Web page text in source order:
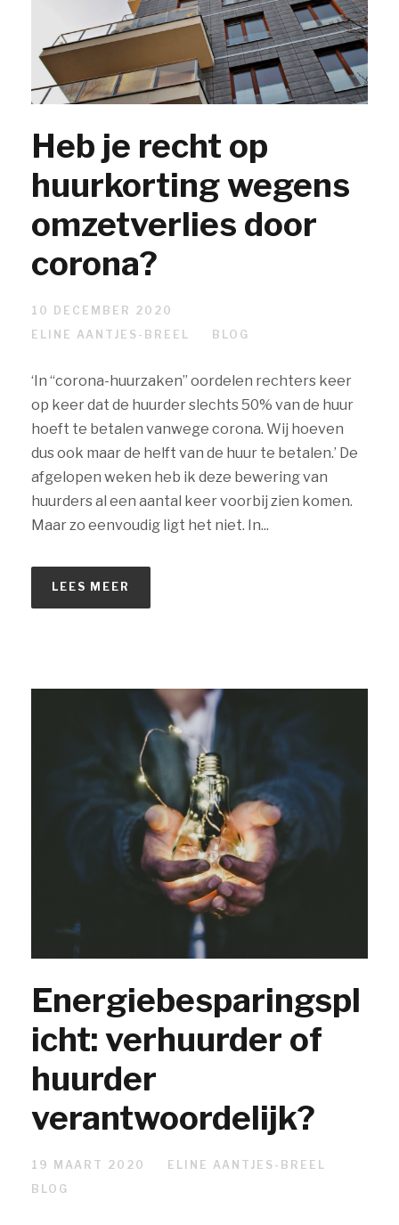
Heb je recht op
huurkorting wegens
omzetverlies door
corona?
10 DECEMBER 2020
ELINE AANTJES-BREEL
BLOG
‘In “corona-huurzaken” oordelen rechters keer
op keer dat de huurder slechts 50% van de huur
hoeft te betalen vanwege corona. Wij hoeven
dus ook maar de helft van de huur te betalen.’ De
afgelopen weken heb ik deze bewering van
huurders al een aantal keer voorbij zien komen.
Maar zo eenvoudig ligt het niet. In...
LEES MEER
Energiebesparingspl
icht: verhuurder of
huurder
verantwoordelijk?
19 MAART 2020
ELINE AANTJES-BREEL
BLOG